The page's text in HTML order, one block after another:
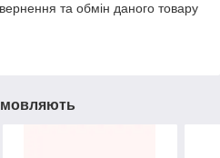
та обмін даного товару